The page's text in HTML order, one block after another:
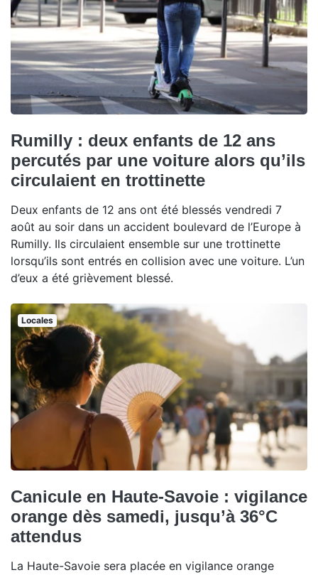
Rumilly : deux enfants de 12 ans
percutés par une voiture alors qu’ils
circulaient en trottinette
Deux enfants de 12 ans ont été blessés vendredi 7
août au soir dans un accident boulevard de l’Europe à
Rumilly. Ils circulaient ensemble sur une trottinette
lorsqu’ils sont entrés en collision avec une voiture. L’un
d’eux a été grièvement blessé.
Locales
Canicule en Haute-Savoie : vigilance
orange dès samedi, jusqu’à 36°C
attendus
La Haute-Savoie sera placée en vigilance orange